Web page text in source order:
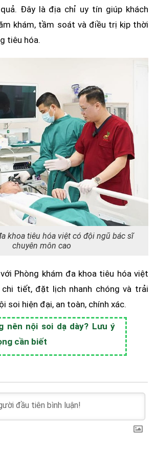
Đây là địa chỉ uy tín giúp khách
khám, tầm soát và điều trị kịp thời
tiêu hóa.
khoa tiêu hóa việt có đội ngũ bác sĩ
chuyên môn cao
Phòng khám đa khoa tiêu hóa việt
tiết, đặt lịch nhanh chóng và trải
soi hiện đại, an toàn, chính xác.
nên nội soi dạ dày? Lưu ý
cần biết